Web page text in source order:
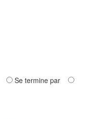
Se termine par